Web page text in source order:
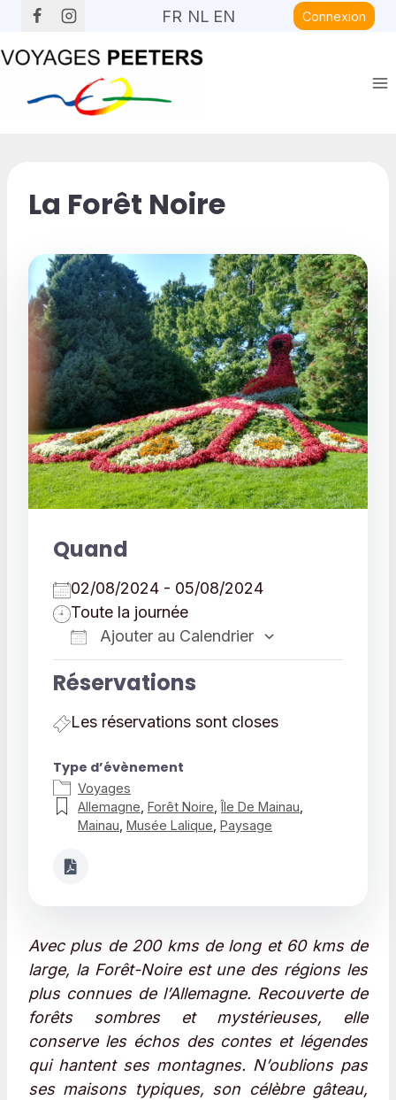
contenu
FR NL EN Connexion
La Forêt Noire
Quand
02/08/2024 - 05/08/2024
Toute la journée
Ajouter au Calendrier
Réservations
Les réservations sont closes
Type d’évènement
Voyages
Allemagne Forêt Noire ,Île De Mainau
Mainau Musée Lalique Paysage
Avec plus de 200 kms de long et 60 kms de
large, la Forêt-Noire est une des régions les
plus connues de l’Allemagne. Recouverte de
forêts sombres et mystérieuses, elle
conserve les échos des contes et légendes
qui hantent ses montagnes. N’oublions pas
ses maisons typiques, son célèbre gâteau,